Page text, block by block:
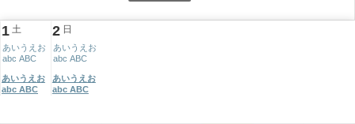
1 土
あいうえお
abc ABC
あいうえお
abc ABC
2 日
あいうえお
abc ABC
あいうえお
abc ABC